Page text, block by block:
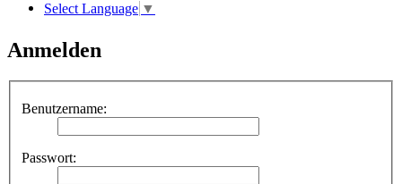
Select Language ▼
Anmelden
Benutzername:
Passwort: